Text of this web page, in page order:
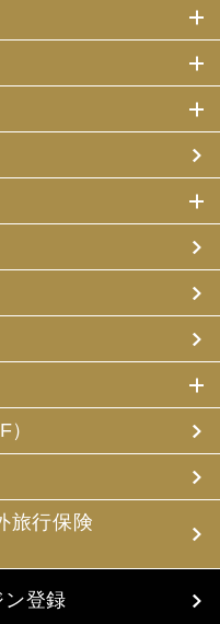
との連絡その他、採
行サービスの手配及び
続に必要な範囲内、ま
れら運送・宿泊機関、
性別、年齢、住所、電
ポート番号、クレジッ
することにより提供い
買い物等の便宜のた
ータを土産物店に提供
客様の氏名、パスポー
係る個人データを、予
って提供いたします。
情報をお伺いすること
様に疾病等があった場
と当社が認めた場合に
、連絡先の方の個人情
連絡先の方の同意を得
ついて
旅行保険
ン登録